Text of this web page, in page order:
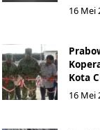
16 Mei
Kota
16 Mei